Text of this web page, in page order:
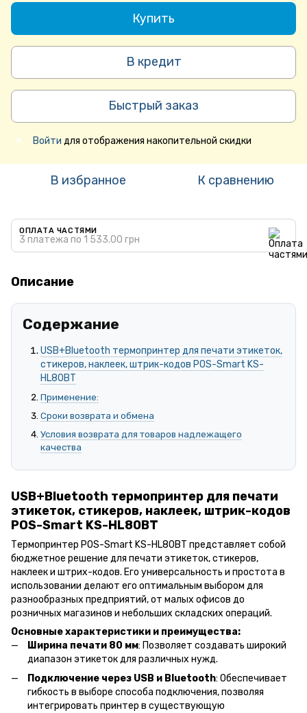
Купить
В кредит
Быстрый заказ
% Войти для отображения накопительной скидки
В избранное К сравнению
ОПЛАТА ЧАСТЯМИ
3 платежа по 1 533.00 грн
Описание
Содержание
USB+Bluetooth термопринтер для печати этикеток,
стикеров, наклеек, штрик-кодов POS-Smart KS-
HL80BT
Применение:
Сроки возврата и обмена
Условия возврата для товаров надлежащего
качества
USB+Bluetooth термопринтер для печати
этикеток, стикеров, наклеек, штрик-кодов
POS-Smart KS-HL80BT
Термопринтер POS-Smart KS-HL80BT представляет собой
бюджетное решение для печати этикеток, стикеров,
наклеек и штрих-кодов. Его универсальность и простота в
использовании делают его оптимальным выбором для
разнообразных предприятий, от малых офисов до
розничных магазинов и небольших складских операций.
Основные характеристики и преимущества:
Ширина печати 80 мм: Позволяет создавать широкий
диапазон этикеток для различных нужд.
Подключение через USB и Bluetooth: Обеспечивает
гибкость в выборе способа подключения, позволяя
интегрировать принтер в существующую